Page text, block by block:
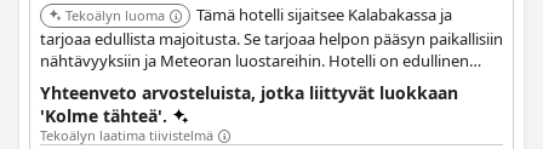
Tekoälyn luoma
Tämä hotelli sijaitsee Kalabakassa ja
tarjoaa edullista majoitusta. Se tarjoaa helpon pääsyn paikallisiin
nähtävyyksiin ja Meteoran luostareihin. Hotelli on edullinen
vaihtoehto matkailijoille.
Yhteenveto arvosteluista, jotka liittyvät luokkaan
'Kolme tähteä'.
Tekoälyn laatima tiivistelmä